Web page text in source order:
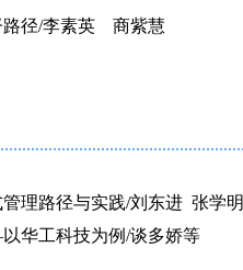
路径/李素英 商紫慧
理路径与实践/刘东进 张学明
华工科技为例/谈多娇等